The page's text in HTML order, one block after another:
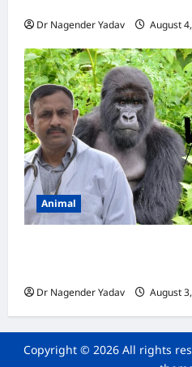
Dr Nagender Yadav August
Animal
Dr Nagender Yadav August
Copyright © 2026 All rights